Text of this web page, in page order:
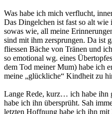
Was habe ich mich verflucht,
Das Dingelchen ist fast so alt
sowas wie, all meine
sind mit ihm zersprungen. Da ist
fliessen Bäche von Tränen und
so emotional wg. eines
dem Tod meiner Mum) habe ich
meine „glückliche“ Kindheit zu
Lange Rede, kurz… ich habe ihn
habe ich ihn übersprüht. Sah
letzten Hoffnung habe ich ihn